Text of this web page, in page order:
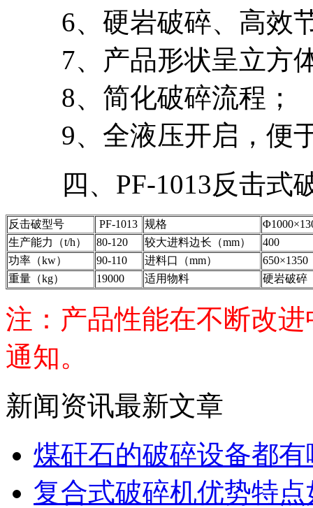
6、硬岩破碎、高效
7、产品形状呈立方体
8、简化破碎流程；
9、全液压开启，便
四、PF-1013反击式
反击破型号 PF-1013 规格
生产能力（t/h）
80-120 较大进料边长（mm）
400
功率（kw）
90-110 进料口（mm）
650×1350
重量（kg）
19000 适用物料 硬岩破碎
注：产品性能在不断改
通知。
新闻资讯最新文章
煤矸石的破碎设备都
复合式破碎机优势特